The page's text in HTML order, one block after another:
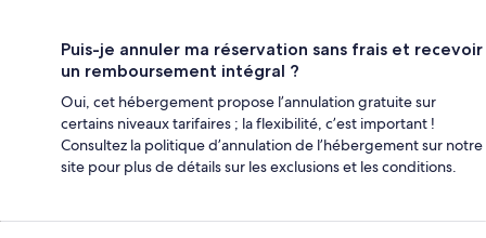
Puis-je annuler ma réservation sans frais et recevoir
un remboursement intégral ?
Oui, cet hébergement propose l’annulation gratuite sur
certains niveaux tarifaires ; la flexibilité, c’est important !
Consultez la politique d’annulation de l’hébergement sur notre
site pour plus de détails sur les exclusions et les conditions.